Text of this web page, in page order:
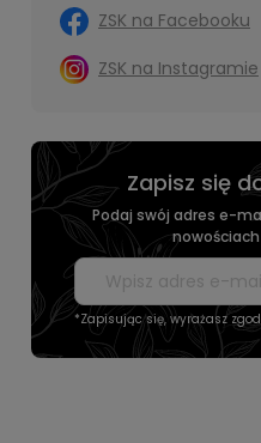
ZSK na Facebooku
ZSK na Instagramie
Zapisz się
Podaj swój adres e-
*Zapisując się, wyrażasz